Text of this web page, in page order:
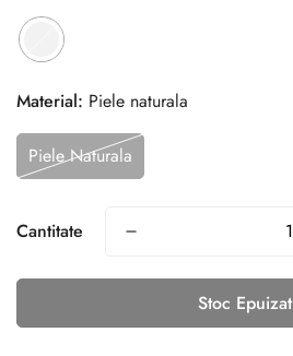
Material: Piele naturala
Piele Naturala
Cantitate
Stoc Epuizat